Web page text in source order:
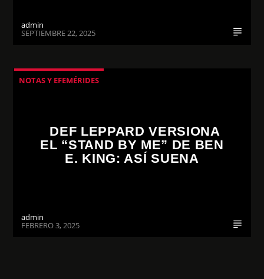
admin
SEPTIEMBRE 22, 2025
NOTAS Y EFEMÉRIDES
DEF LEPPARD VERSIONA
EL “STAND BY ME” DE BEN
E. KING: ASÍ SUENA
admin
FEBRERO 3, 2025